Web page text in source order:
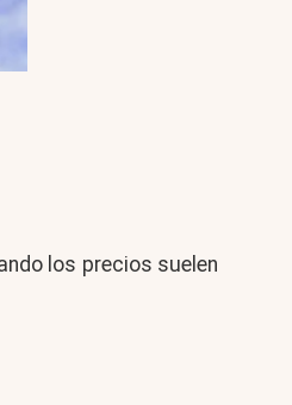
los precios suelen